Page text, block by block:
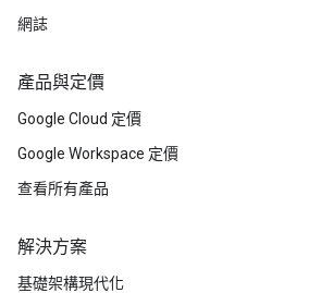
網誌
產品與定價
Google Cloud 定價
Google Workspace 定價
查看所有產品
解決方案
基礎架構現代化